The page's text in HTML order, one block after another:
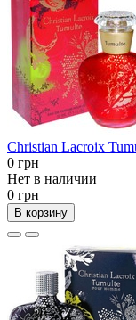
Christian Lacroix
0 грн
Нет в наличии
0 грн
В корзину